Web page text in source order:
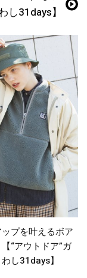
し31days】
プを叶えるボア
“アウトドア”ガ
し31days】